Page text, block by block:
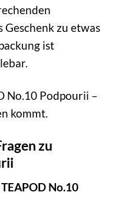
Geschenk zu etwas
ist
No.10 Podpourii –
kommt.
zu
No.10